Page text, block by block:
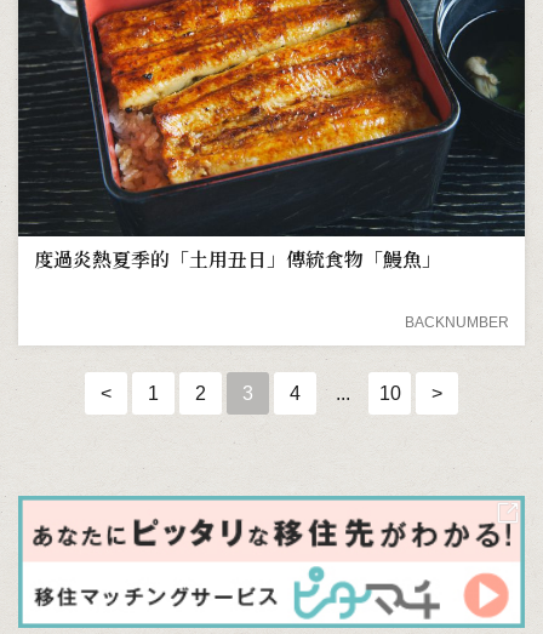
度過炎熱夏季的「土用丑日」傳統食物「鰻魚」
BACKNUMBER
< 1 2 3 4 ... 10 >